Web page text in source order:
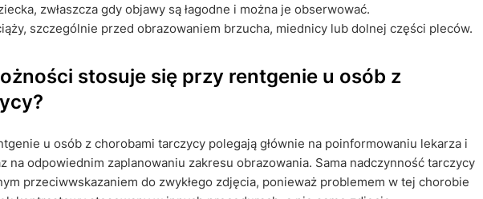
zwłaszcza gdy objawy są łagodne i można je obserwować.
szczególnie przed obrazowaniem brzucha, miednicy lub dolnej części pleców.
stosuje się przy rentgenie u osób z
u osób z chorobami tarczycy polegają głównie na poinformowaniu lekarza i
na odpowiednim zaplanowaniu zakresu obrazowania. Sama nadczynność tarczycy
przeciwwskazaniem do zwykłego zdjęcia, ponieważ problemem w tej chorobie